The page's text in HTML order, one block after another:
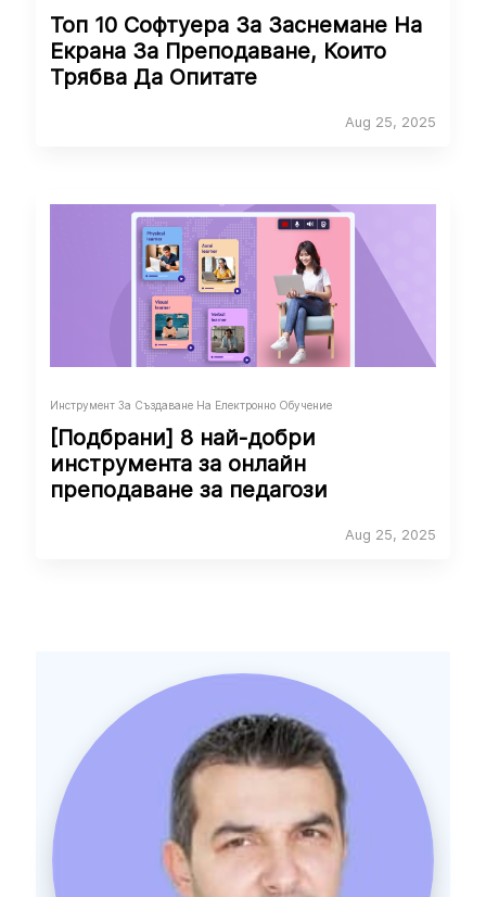
Топ 10 Софтуера За Заснемане На
Екрана За Преподаване, Които
Трябва Да Опитате
Aug 25, 2025
Инструмент За Създаване На Електронно Обучение
[Подбрани] 8 най-добри
инструмента за онлайн
преподаване за педагози
Aug 25, 2025